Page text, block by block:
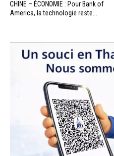
CHINE – ÉCONOMIE : Pour Bank of
America, la technologie reste...